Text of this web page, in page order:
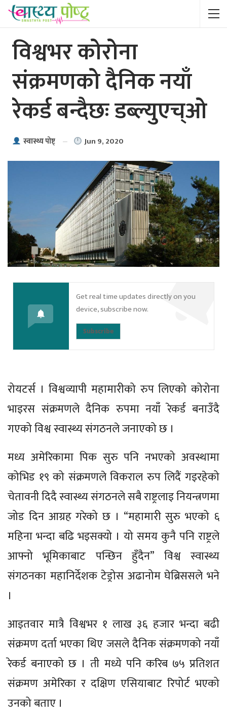
विश्वभर कोरोना
संक्रमणको दैनिक नयाँ
रेकर्ड बन्दैछः डब्ल्युएच्ओ
स्वास्थ्य पाेष्ट् Jun 9, 2020
Get real time updates directly on you
device, subscribe now.
Subscribe
रोयटर्स । विश्वव्यापी महामारीको रुप लिएको कोरोना
भाइरस संक्रमणले दैनिक रुपमा नयाँ रेकर्ड बनाउँदै
गएको विश्व स्वास्थ्य संगठनले जनाएको छ ।
मध्य अमेरिकामा पिक सुरु पनि नभएको अवस्थामा
कोभिड १९ को संक्रमणले विकराल रुप लिदैं गइरहेको
चेतावनी दिदै स्वास्थ्य संगठनले सबै राष्ट्रलाइ नियन्त्रणमा
जोड दिन आग्रह गरेको छ । “महामारी सुरु भएको ६
महिना भन्दा बढि भइसक्यो । यो समय कुनै पनि राष्ट्रले
आफ्नो भूमिकाबाट पन्छिन हुँदैन” विश्व स्वास्थ्य
संगठनका महानिर्देशक टेड्रोस अढानोम घेब्रिससले भने
।
आइतवार मात्रै विश्वभर १ लाख ३६ हजार भन्दा बढी
संक्रमण दर्ता भएका थिए जसले दैनिक संक्रमणको नयाँ
रेकर्ड बनाएको छ । ती मध्ये पनि करिब ७५ प्रतिशत
संक्रमण अमेरिका र दक्षिण एसियाबाट रिपोर्ट भएको
उनको बताए ।